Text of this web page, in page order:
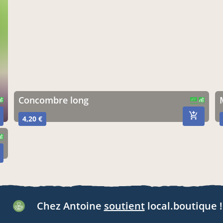
Concombre long
4,20 €
Chez Antoine soutientlocal.boutique !